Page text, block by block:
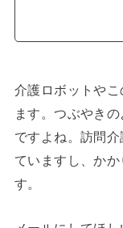
介護ロボットや
ます。つぶやき
ですよね。訪問
ていますし、か
す。